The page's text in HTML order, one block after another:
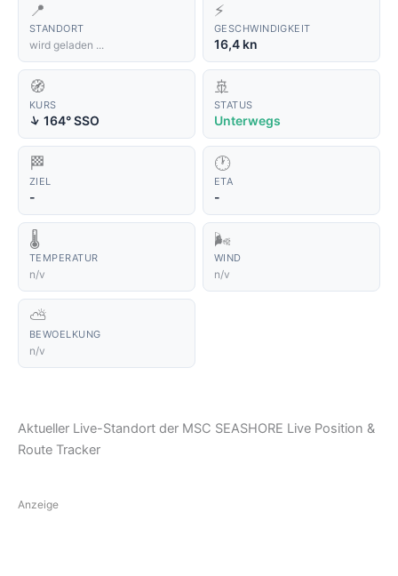
📍
STANDORT
wird geladen ...
⚡
GESCHWINDIGKEIT
16,4 kn
🧭
KURS
↑ 164° SSO
🚢
STATUS
Unterwegs
🏁
ZIEL
-
🕐
ETA
-
🌡️
TEMPERATUR
n/v
🌬️
WIND
n/v
⛅
BEWOELKUNG
n/v
Aktueller Live-Standort der MSC SEASHORE Live Position &
Route Tracker
Anzeige